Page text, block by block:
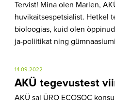
Tervist! Mina olen Marlen,
huvikaitsespetsialist. Hetkel
bioloogias, kuid olen
ja-poliitikat ning
14.09.2022
AKÜ tegevustest
AKÜ sai ÜRO ECOSOC